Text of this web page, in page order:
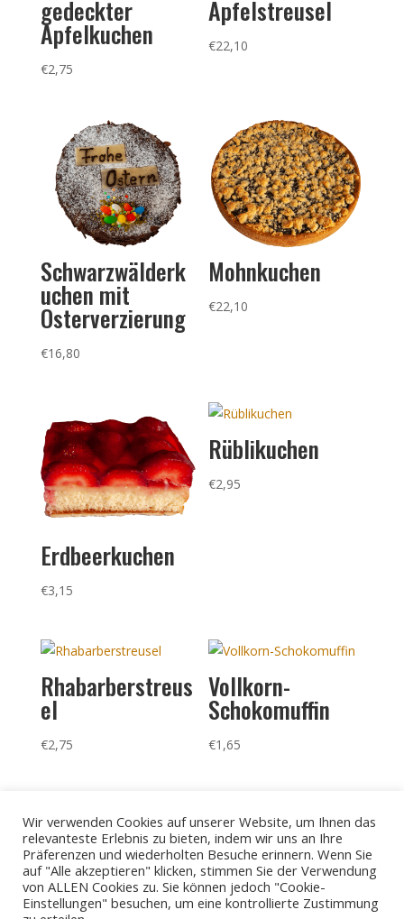
gedeckter
Apfelkuchen
€2,75
Apfelstreusel
€22,10
Schwarzwälderk
uchen mit
Osterverzierung
€16,80
Mohnkuchen
€22,10
Erdbeerkuchen
€3,15
Rüblikuchen
€2,95
Rhabarberstreus
el
€2,75
Vollkorn-
Schokomuffin
€1,65
Datenschutz
Wir verwenden Cookies auf unserer Website, um Ihnen das
relevanteste Erlebnis zu bieten, indem wir uns an Ihre
Präferenzen und wiederholten Besuche erinnern. Wenn Sie
auf "Alle akzeptieren" klicken, stimmen Sie der Verwendung
von ALLEN Cookies zu. Sie können jedoch "Cookie-
Einstellungen" besuchen, um eine kontrollierte Zustimmung